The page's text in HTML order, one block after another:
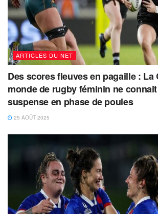
ARTICLES DU NET
Des scores fleuves en pagaille : La
monde de rugby féminin ne
suspense en phase de poules
25 AOÛT 2025